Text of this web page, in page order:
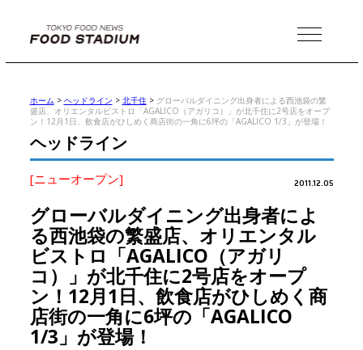
MENU
ホーム > ヘッドライン > 北千住> グローバルダイニング出身者による西池袋の繁
盛店、オリエンタルビストロ「AGALICO（アガリコ）」が北千住に2号店をオープ
ン！12月1日、飲食店がひしめく商店街の一角に6坪の「AGALICO 1/3」が登場！
ヘッドライン
[ニューオープン] 2011.12.05
グローバルダイニング出身者によ
る西池袋の繁盛店、オリエンタル
ビストロ「AGALICO（アガリ
コ）」が北千住に2号店をオープ
ン！12月1日、飲食店がひしめく商
店街の一角に6坪の「AGALICO
1/3」が登場！